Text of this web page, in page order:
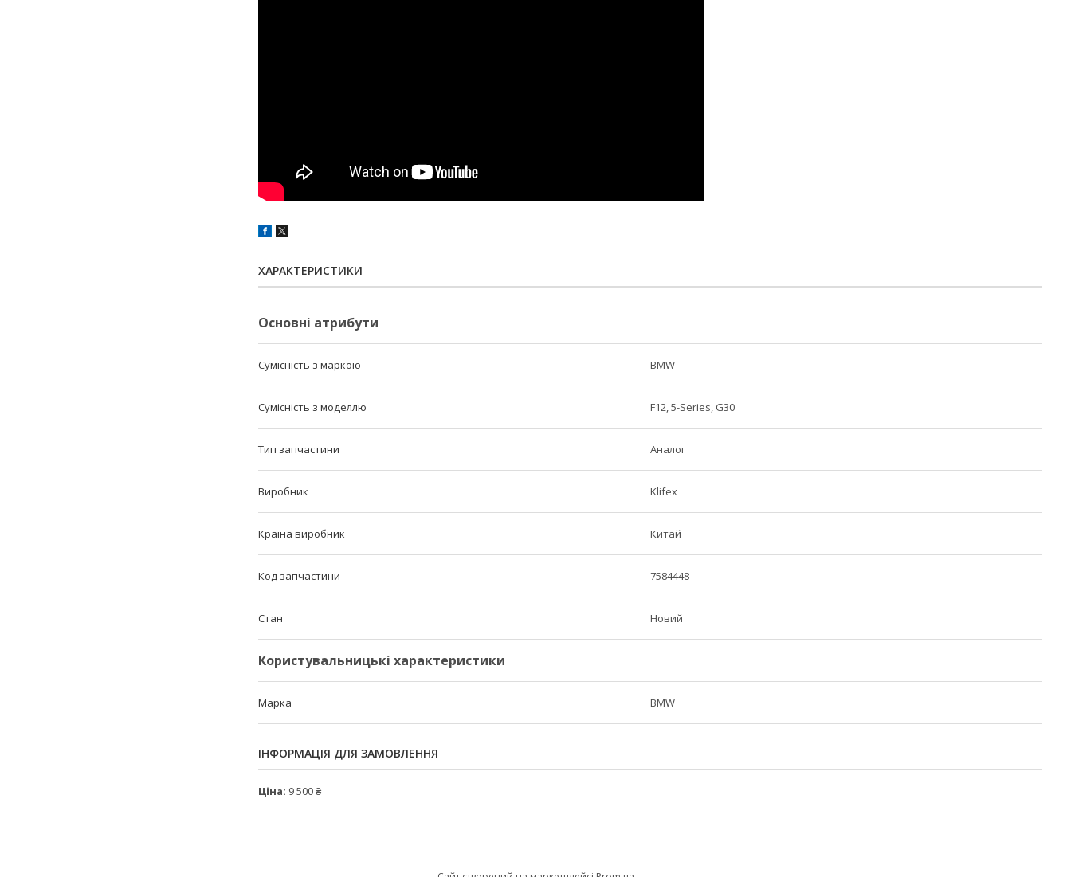
ХАРАКТЕРИСТИКИ
Основні атрибути
Сумісність з маркою BMW
Сумісність з моделлю F12, 5-Series, G30
Тип запчастини Аналог
Виробник Klifex
Країна виробник Китай
Код запчастини 7584448
Стан Новий
Користувальницькі характеристики
Марка BMW
ІНФОРМАЦІЯ ДЛЯ ЗАМОВЛЕННЯ
Ціна: 9 500 ₴